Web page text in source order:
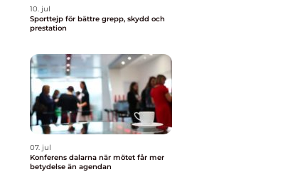
10. jul
Sporttejp för bättre grepp, skydd och
prestation
07. jul
Konferens dalarna när mötet får mer
betydelse än agendan